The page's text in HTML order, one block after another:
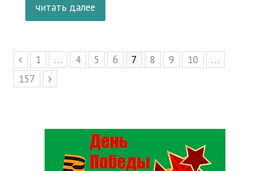
читать далее
Предыдущий
Page
1 … Page
4 Page
5 Page
6 Page
7 Page
8 Page
9 Page
10
…
Page
157